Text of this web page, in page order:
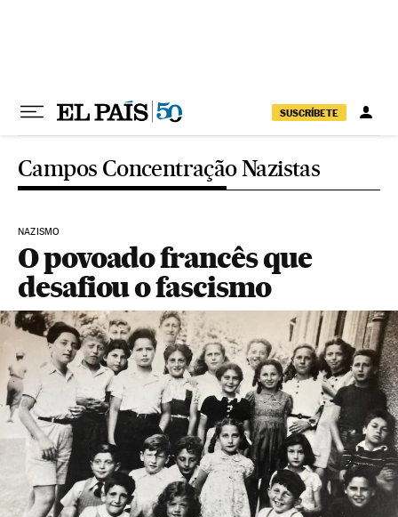
SUSCRÍBETE
Campos Concentração Nazistas
NAZISMO
O povoado francês que
desafiou o fascismo